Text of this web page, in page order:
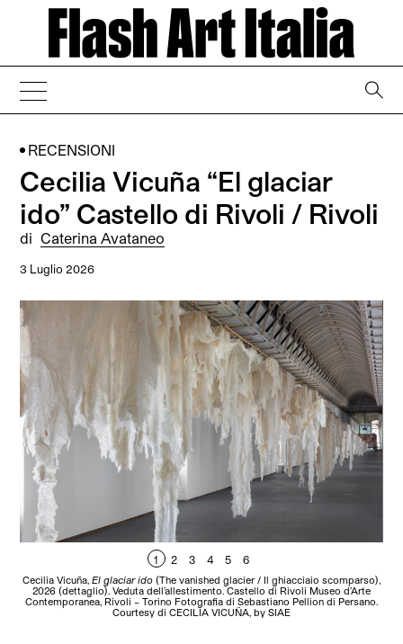
RECENSIONI
Cecilia Vicuña “El glaciar
ido” Castello di Rivoli / Rivoli
di Caterina Avataneo
3 Luglio 2026
1 2 3 4 5 6
Cecilia Vicuña, El glaciar ido(The vanished glacier / Il ghiacciaio scomparso),
2026 (dettaglio). Veduta dell’allestimento. Castello di Rivoli Museo d’Arte
Contemporanea, Rivoli – Torino Fotografia di Sebastiano Pellion di Persano.
Courtesy di CECILIA VICUÑA, by SIAE